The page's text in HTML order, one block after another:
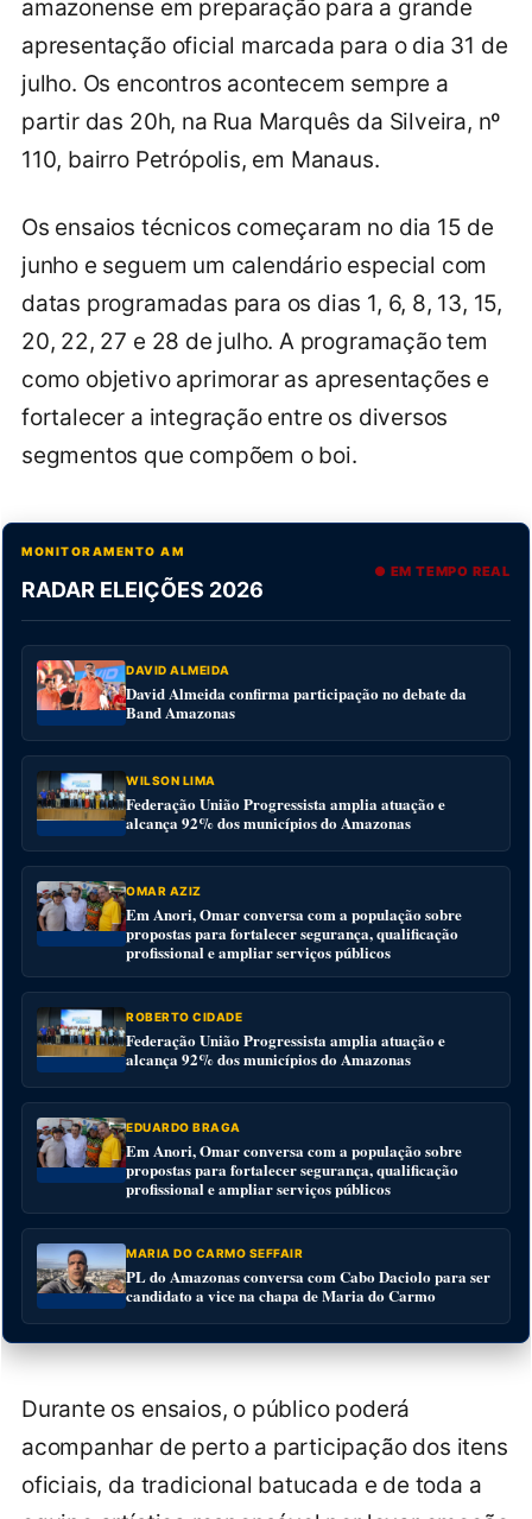
amazonense em preparação para a grande
apresentação oficial marcada para o dia 31 de
julho. Os encontros acontecem sempre a
partir das 20h, na Rua Marquês da Silveira, nº
110, bairro Petrópolis, em Manaus.
Os ensaios técnicos começaram no dia 15 de
junho e seguem um calendário especial com
datas programadas para os dias 1, 6, 8, 13, 15,
20, 22, 27 e 28 de julho. A programação tem
como objetivo aprimorar as apresentações e
fortalecer a integração entre os diversos
segmentos que compõem o boi.
MONITORAMENTO AM
RADAR ELEIÇÕES 2026
● EM TEMPO REAL
DAVID ALMEIDA
David Almeida confirma participação no debate da
Band Amazonas
WILSON LIMA
Federação União Progressista amplia atuação e
alcança 92% dos municípios do Amazonas
OMAR AZIZ
Em Anori, Omar conversa com a população sobre
propostas para fortalecer segurança, qualificação
profissional e ampliar serviços públicos
ROBERTO CIDADE
Federação União Progressista amplia atuação e
alcança 92% dos municípios do Amazonas
EDUARDO BRAGA
Em Anori, Omar conversa com a população sobre
propostas para fortalecer segurança, qualificação
profissional e ampliar serviços públicos
MARIA DO CARMO SEFFAIR
PL do Amazonas conversa com Cabo Daciolo para ser
candidato a vice na chapa de Maria do Carmo
Durante os ensaios, o público poderá
acompanhar de perto a participação dos itens
oficiais, da tradicional batucada e de toda a